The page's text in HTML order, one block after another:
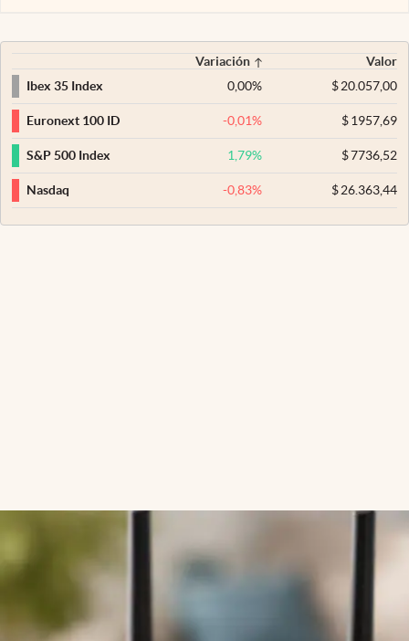
Variación
Valor
Ibex 35 Index
0,00% $20.057,00
Euronext 100 ID -0,01% $1957,69
S&P 500 Index 1,79% $7736,52
Nasdaq -0,83% $26.363,44